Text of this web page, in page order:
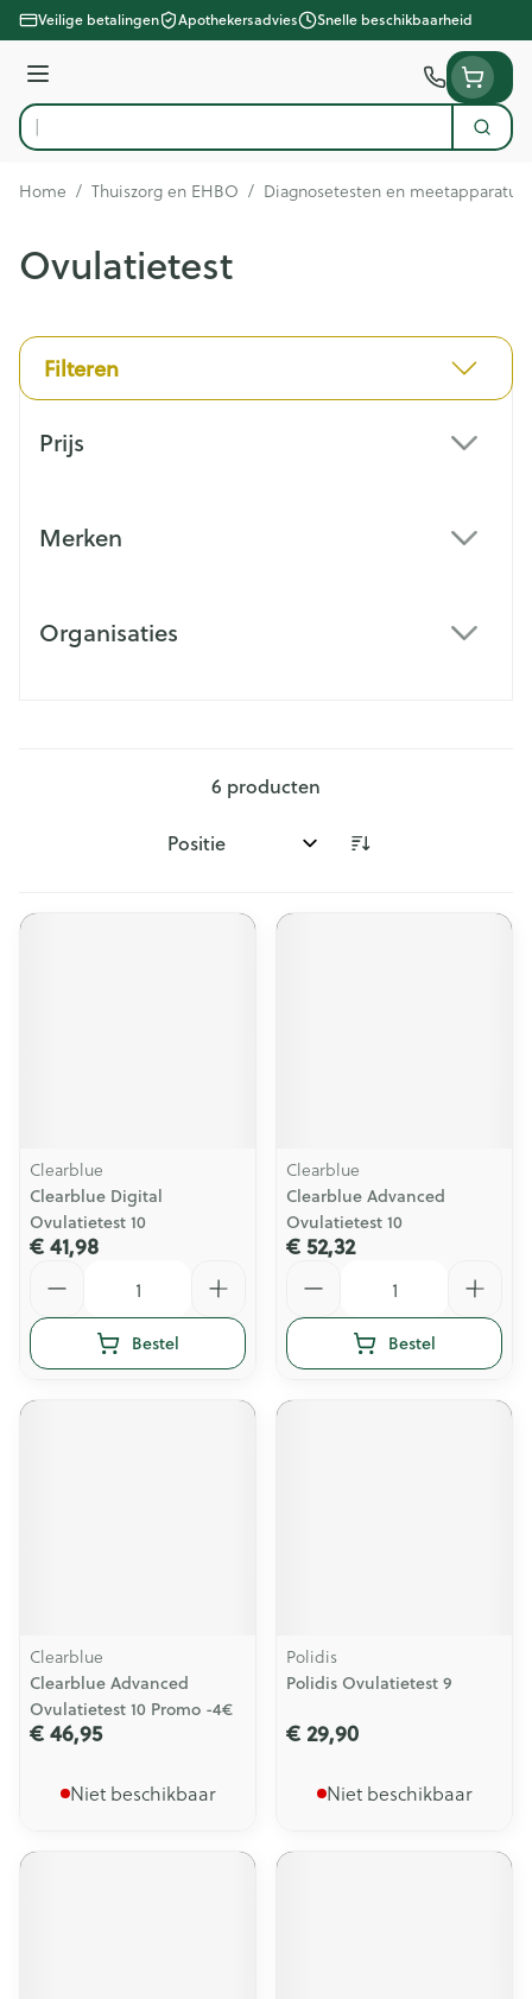
Ga naar de inhoud
Veilige betalingen Apothekersadvies Snelle beschikbaarheid
Menu
Product, merk, categorie...
Zoek
Home / Thuiszorg en EHBO / Diagnosetesten en meetapparatuur
Ovulatietest
Filteren
Prijs
Merken
Organisaties
6 producten
Sorteer op:
Clearblue
Clearblue Digital
Ovulatietest 10
€ 41,98
Bestel
Clearblue
Clearblue Advanced
Ovulatietest 10
€ 52,32
Bestel
Clearblue
Clearblue Advanced
Ovulatietest 10 Promo -4€
€ 46,95
Niet beschikbaar
Polidis
Polidis Ovulatietest 9
€ 29,90
Niet beschikbaar